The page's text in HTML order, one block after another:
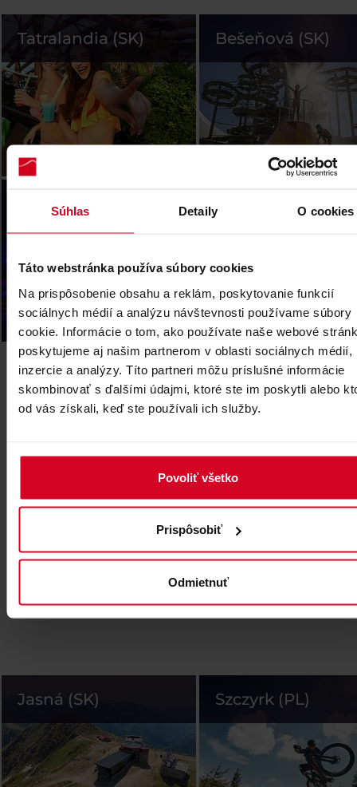
Súhlas Detaily O cookies
Táto webstránka používa súbory cookies
Na prispôsobenie obsahu a reklám, poskytovanie funkcií
sociálnych médií a analýzu návštevnosti používame súbory
cookie. Informácie o tom, ako používate naše webové
poskytujeme aj našim partnerom v oblasti sociálnych médií,
inzercie a analýzy. Títo partneri môžu príslušné informácie
skombinovať s ďalšími údajmi, ktoré ste im poskytli alebo
od vás získali, keď ste používali ich služby.
Povoliť všetko
Prispôsobiť
Odmietnuť
Tatralandia (SK) Bešeňová (SK)
Legendia (PL)
Jasná (SK) Szczyrk (PL)